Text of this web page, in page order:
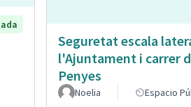
Seguretat escala
l'Ajuntament i carrer
Penyes
Noelia Espacio